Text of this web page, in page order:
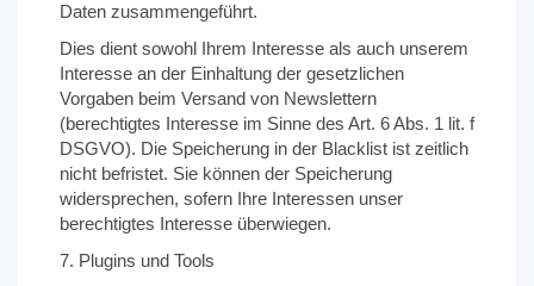
Daten zusammengeführt.
Dies dient sowohl Ihrem Interesse als auch unserem
Interesse an der Einhaltung der gesetzlichen
Vorgaben beim Versand von Newslettern
(berechtigtes Interesse im Sinne des Art. 6 Abs. 1 lit. f
DSGVO). Die Speicherung in der Blacklist ist zeitlich
nicht befristet. Sie können der Speicherung
widersprechen, sofern Ihre Interessen unser
berechtigtes Interesse überwiegen.
7. Plugins und Tools